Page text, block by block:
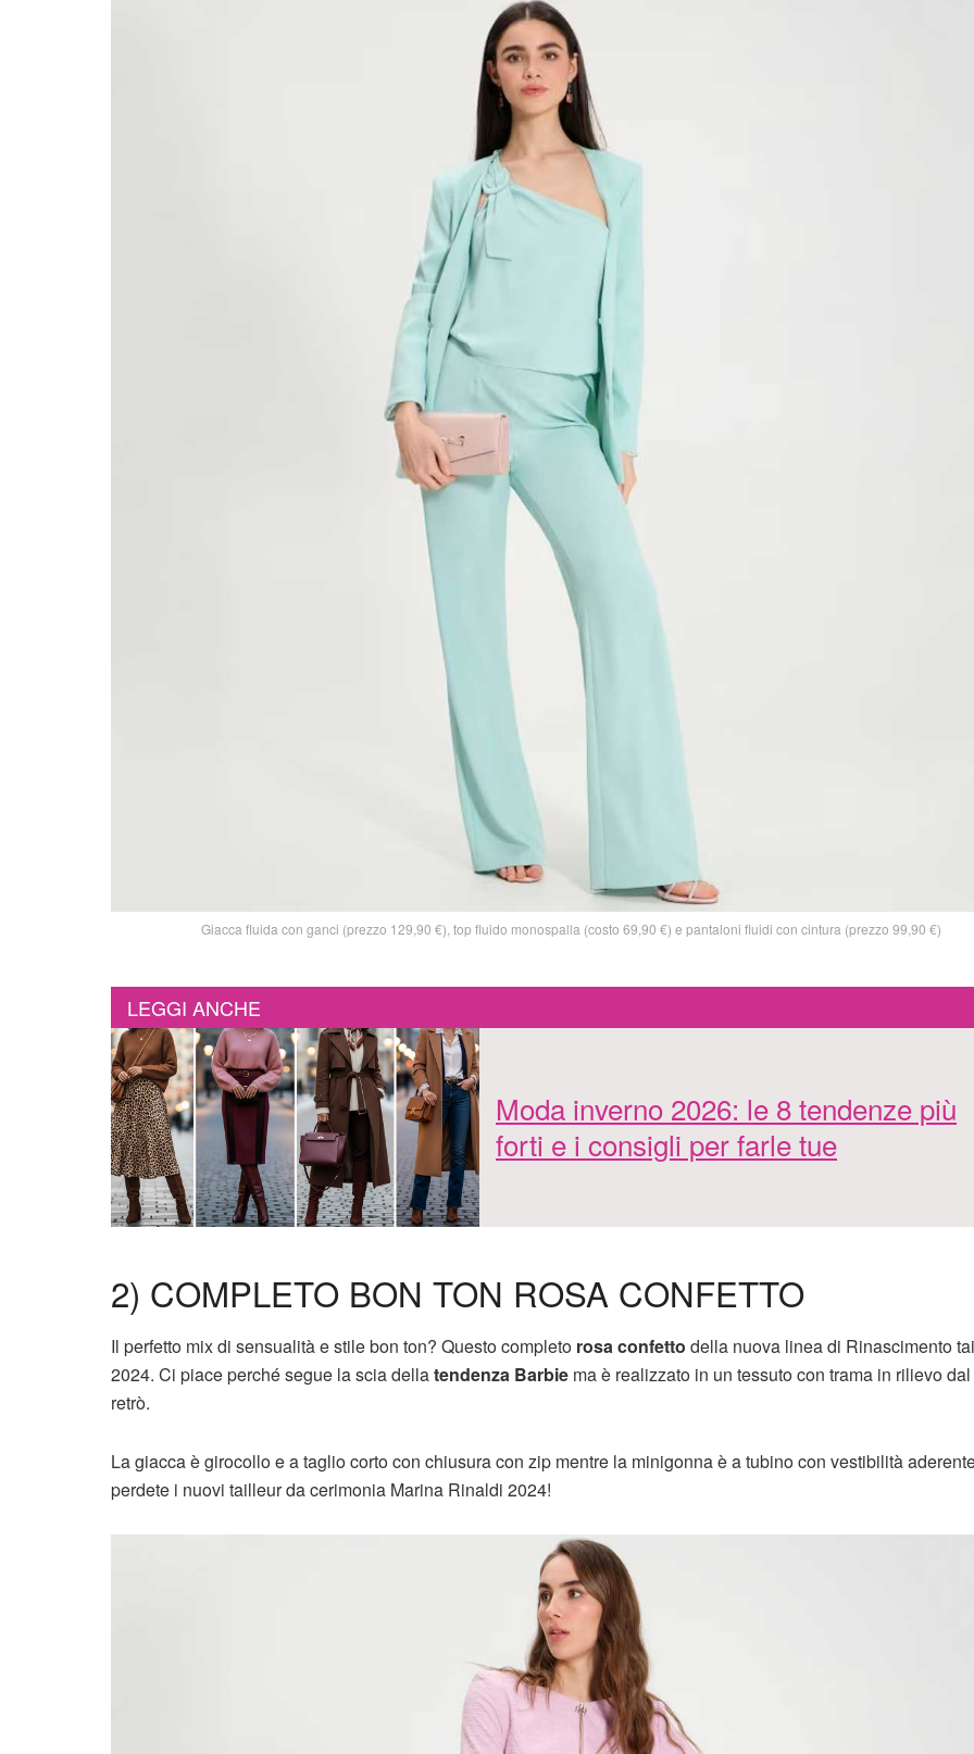
Giacca fluida con ganci (prezzo 129,90 €), top fluido monospalla (costo 69,90 €) e pantaloni fluidi con cintura (prezzo 99,90 €)
LEGGI ANCHE
Moda inverno 2026: le 8 tendenze più
forti e i consigli per farle tue
2) COMPLETO BON TON ROSA CONFETTO
Il perfetto mix di sensualità e stile bon ton? Questo completo rosa confetto della nuova linea di Rinascimento
2024. Ci piace perché segue la scia dellatendenza Barbie ma è realizzato in un tessuto con trama in rilievo
retrò.
La giacca è girocollo e a taglio corto con chiusura con zip mentre la minigonna è a tubino con vestibilità
perdete i nuovi tailleur da cerimonia Marina Rinaldi 2024!